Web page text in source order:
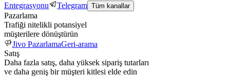
Entegrasyonu
Telegram Tüm kanallar
Pazarlama
Trafiği nitelikli potansiyel
müşterilere dönüştürün
Jivo PazarlamaGeri-arama
Satış
Daha fazla satış, daha yüksek sipariş tutarları
ve daha geniş bir müşteri kitlesi elde edin